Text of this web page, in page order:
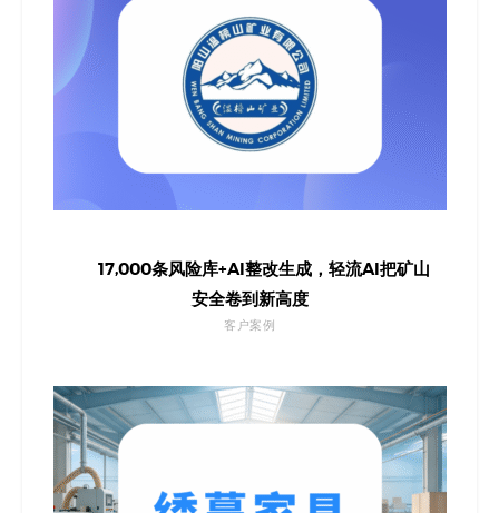
17,000条风险库+AI整改生成，轻流AI把矿山
安全卷到新高度
客户案例